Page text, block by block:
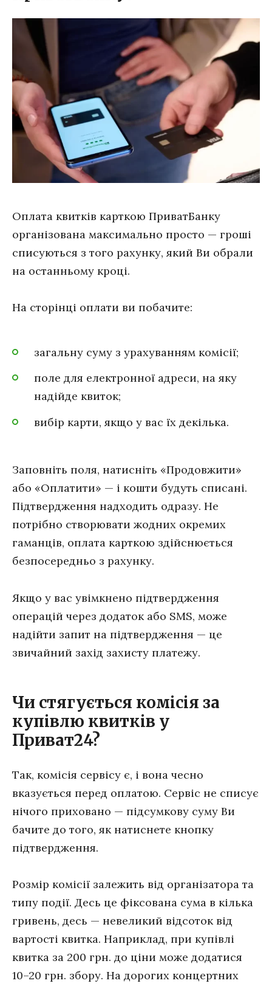
Оплата квитків карткою ПриватБанку
організована максимально просто — гроші
списуються з того рахунку, який Ви обрали
на останньому кроці.
На сторінці оплати ви побачите:
загальну суму з урахуванням комісії;
поле для електронної адреси, на яку
надійде квиток;
вибір карти, якщо у вас їх декілька.
Заповніть поля, натисніть «Продовжити»
або «Оплатити» — і кошти будуть списані.
Підтвердження надходить одразу. Не
потрібно створювати жодних окремих
гаманців, оплата карткою здійснюється
безпосередньо з рахунку.
Якщо у вас увімкнено підтвердження
операцій через додаток або SMS, може
надійти запит на підтвердження — це
звичайний захід захисту платежу.
Чи стягується комісія за
купівлю квитків у
Приват24?
Так, комісія сервісу є, і вона чесно
вказується перед оплатою. Сервіс не списує
нічого приховано — підсумкову суму Ви
бачите до того, як натиснете кнопку
підтвердження.
Розмір комісії залежить від організатора та
типу події. Десь це фіксована сума в кілька
гривень, десь — невеликий відсоток від
вартості квитка. Наприклад, при купівлі
квитка за 200 грн. до ціни може додатися
10–20 грн. збору. На дорогих концертних